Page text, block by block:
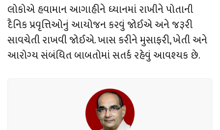
લોકોએ હવામાન આગાહીને ધ્યાનમાં રાખીને પોતાની
દૈનિક પ્રવૃત્તિઓનું આયોજન કરવું જોઈએ અને જરૂરી
સાવચેતી રાખવી જોઈએ. ખાસ કરીને મુસાફરી, ખેતી અને
આરોગ્ય સંબંધિત બાબતોમાં સતર્ક રહેવું આવશ્યક છે.